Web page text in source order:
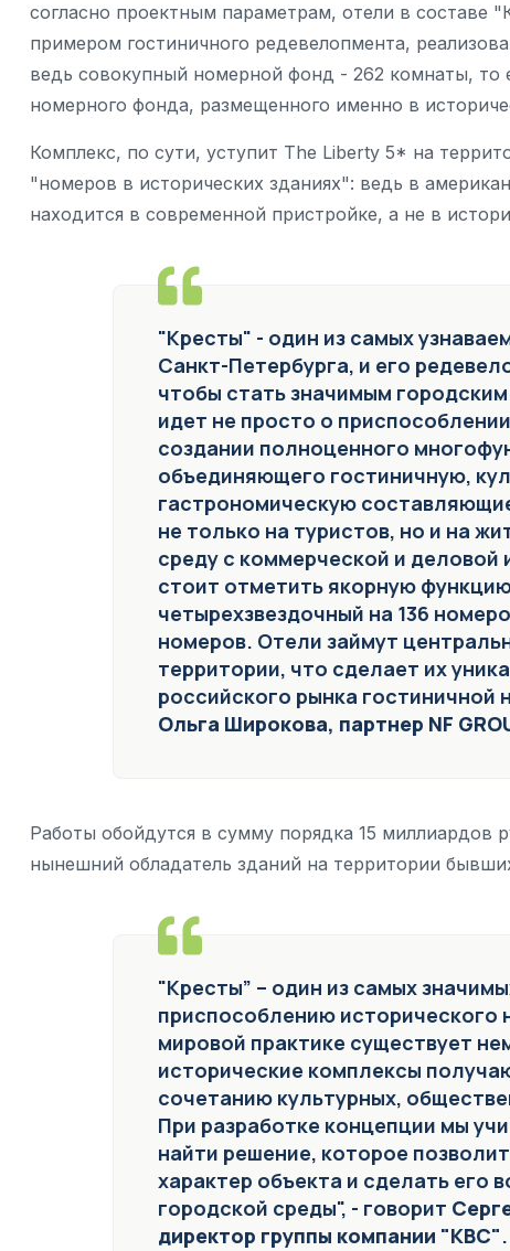
согласно проектным параметрам, отели в составе
примером гостиничного редевелопмента,
ведь совокупный номерной фонд - 262 комнаты, то
номерного фонда, размещенного именно в
Комплекс, по сути, уступит The Liberty 5* на
"номеров в исторических зданиях": ведь в
находится в современной пристройке, а не в
"Кресты" - один из самых
Санкт-Петербурга, и его
чтобы стать значимым
идет не просто о
создании полноценного
объединяющего гостиничную,
гастрономическую
не только на туристов, но и на
среду с коммерческой и
стоит отметить якорную
четырехзвездочный на 136
номеров. Отели займут
территории, что сделает их
российского рынка гостиничной
Ольга Широкова, партнер NF
Работы обойдутся в сумму порядка 15 миллиардов
нынешний обладатель зданий на территории
"Кресты” – один из самых
приспособлению исторического
мировой практике существует
исторические комплексы
сочетанию культурных,
При разработке концепции мы
найти решение, которое
характер объекта и сделать его
городской среды", - говорит
директор группы компании "КВС".